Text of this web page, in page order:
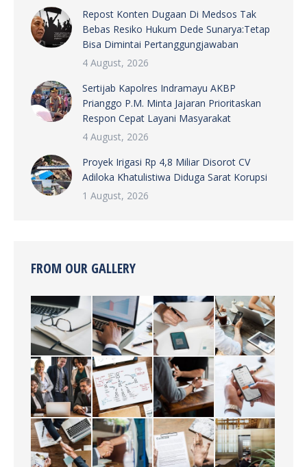
Repost Konten Dugaan Di Medsos Tak
Bebas Resiko Hukum Dede Sunarya:Tetap
Bisa Dimintai Pertanggungjawaban
4 August, 2026
Sertijab Kapolres Indramayu AKBP
Prianggo P.M. Minta Jajaran Prioritaskan
Respon Cepat Layani Masyarakat
4 August, 2026
Proyek Irigasi Rp 4,8 Miliar Disorot CV
Adiloka Khatulistiwa Diduga Sarat Korupsi
1 August, 2026
FROM OUR GALLERY